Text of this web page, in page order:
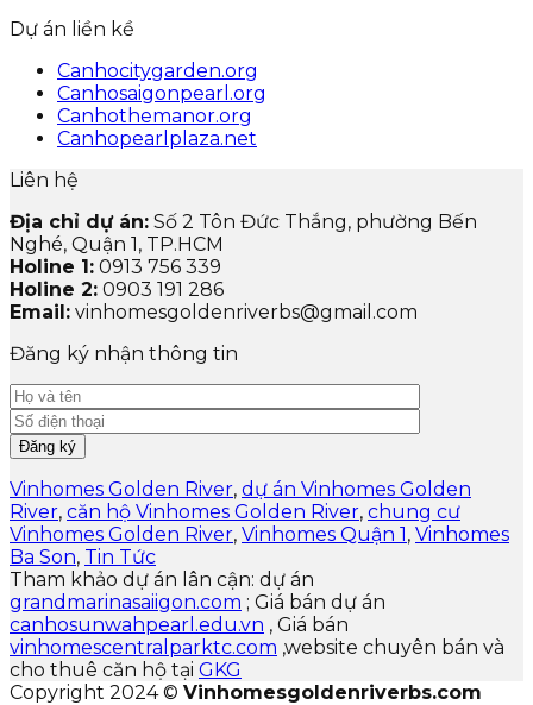
Dự án liền kề
Canhocitygarden.org
Canhosaigonpearl.org
Canhothemanor.org
Canhopearlplaza.net
Liên hệ
Địa chỉ dự án: Số 2 Tôn Đức Thắng, phường Bến
Nghé, Quận 1, TP.HCM
Holine 1: 0913 756 339
Holine 2: 0903 191 286
Email: vinhomesgoldenriverbs@gmail.com
Đăng ký nhận thông tin
Vinhomes Golden River, dự án Vinhomes Golden
River, căn hộ Vinhomes Golden River, chung cư
Vinhomes Golden River, Vinhomes Quận 1, Vinhomes
Ba Son, Tin Tức
Tham khảo dự án lân cận: dự án
grandmarinasaiigon.com ; Giá bán dự án
canhosunwahpearl.edu.vn , Giá bán
vinhomescentralparktc.com ,website chuyên bán và
cho thuê căn hộ tại GKG
Copyright 2024 © Vinhomesgoldenriverbs.com